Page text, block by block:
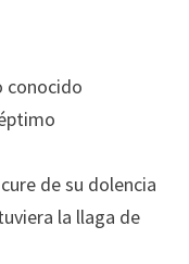
de su dolencia
la llaga de